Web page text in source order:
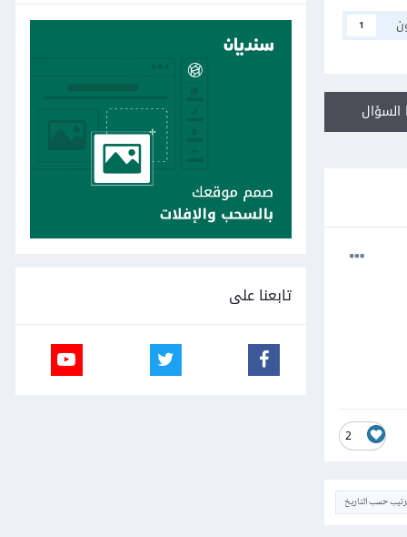
1
2
حسب التاريخ
تابعنا على